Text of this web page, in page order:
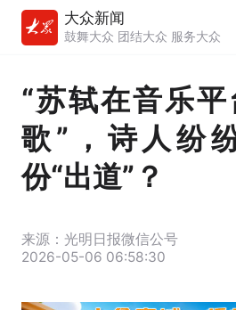
大众新闻
鼓舞大众 团结大众 服务大众
“苏轼在音乐
歌”，诗人纷
份“出道”？
来源：光明日报微信公号
2026-05-06 06:58:30